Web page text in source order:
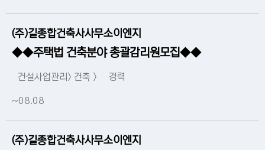
(주)길종합건축사사무소이엔지
◆◆주택법 건축분야 총괄감리원모집◆◆
건설사업관리> 건축 > 경력
~08.08
(주)길종합건축사사무소이엔지